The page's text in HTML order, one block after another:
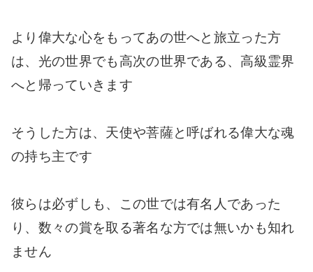
より偉大な心をもってあの世へと旅立った方
は、光の世界でも高次の世界である、高級霊界
へと帰っていきます
そうした方は、天使や菩薩と呼ばれる偉大な魂
の持ち主です
彼らは必ずしも、この世では有名人であった
り、数々の賞を取る著名な方では無いかも知れ
ません